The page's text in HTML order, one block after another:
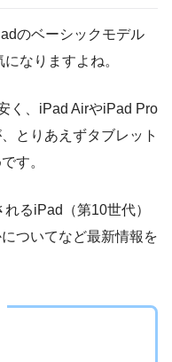
のベーシックモデル
なりますよね。
く、iPad AirやiPad Pro
とりあえずタブレット
す。
るiPad（第10世代）
ついてなど最新情報を